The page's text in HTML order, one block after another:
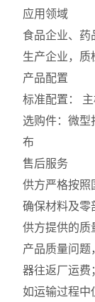
应用领域
食品企业、药
生产企业，质
产品配置
标准配置：
选购件：微型
布
售后服务
供方严格按照
确保材料及零
供方提供的质
产品质量问题
器往返厂运费
如运输过程中